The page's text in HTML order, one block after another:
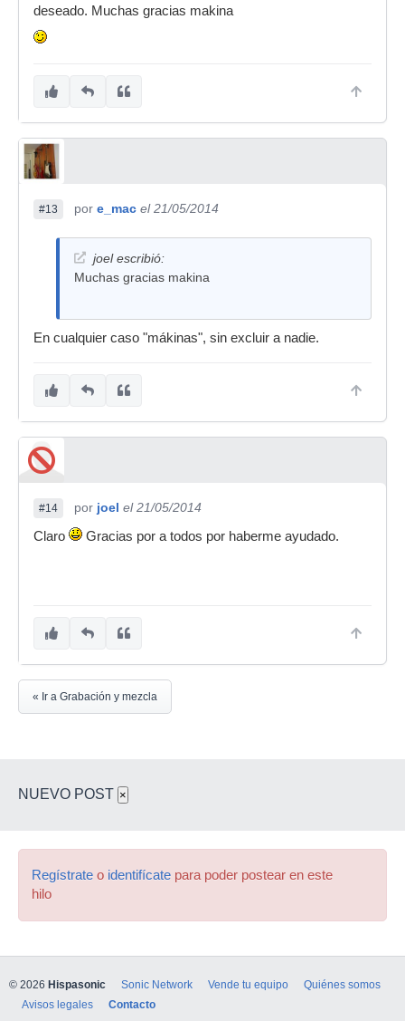
deseado. Muchas gracias makina
#13 por e_mac el 21/05/2014
joel escribió:
Muchas gracias makina
En cualquier caso "mákinas", sin excluir a nadie.
#14 por joel el 21/05/2014
Claro
Gracias por a todos por haberme ayudado.
« Ir a Grabación y mezcla
NUEVO POST ×
Regístrate o identifícate para poder postear en este
hilo
© 2026 Hispasonic Sonic Network Vende tu equipo
Quiénes somos
Avisos legales
Contacto